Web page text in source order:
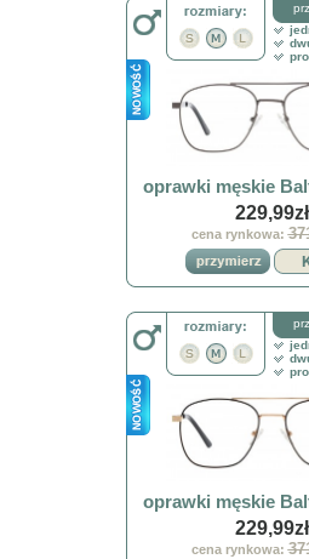
oprawki męskie
229,99zł
cena rynkowa:
oprawki męskie
229,99zł
cena rynkowa: